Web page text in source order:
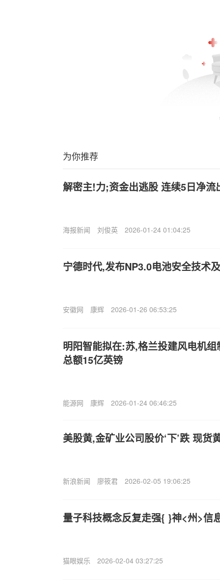
为你推荐
解密主!力;资金出逃股 连续5日净流
海报新闻 刘俊英 2026-01-24 01:04:25
宁德时代,发布NP3.0电池安全技术
安徽网 康辉 2026-01-26 06:53:25
明阳智能拟在:苏,格兰投建风电机
总额15亿英镑
能源网 康辉 2026-01-24 06:46:25
美股黄,金矿业公司股价‘下’跌 现货
新浪新闻 廖筱君 2026-02-05 19:06:25
量子科技概念反复走强{ }神<州>信
猫眼娱乐 2026-02-04 03:27:25